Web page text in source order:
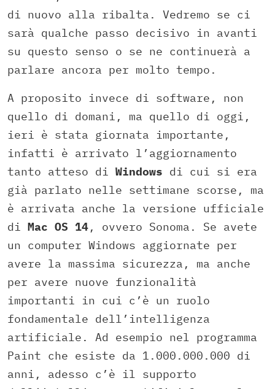
di nuovo alla ribalta. Vedremo se ci
sarà qualche passo decisivo in avanti
su questo senso o se ne continuerà a
parlare ancora per molto tempo.
A proposito invece di software, non
quello di domani, ma quello di oggi,
ieri è stata giornata importante,
infatti è arrivato l’aggiornamento
tanto atteso di Windows di cui si era
già parlato nelle settimane scorse, ma
è arrivata anche la versione ufficiale
di Mac OS 14, ovvero Sonoma. Se avete
un computer Windows aggiornate per
avere la massima sicurezza, ma anche
per avere nuove funzionalità
importanti in cui c’è un ruolo
fondamentale dell’intelligenza
artificiale. Ad esempio nel programma
Paint che esiste da 1.000.000.000 di
anni, adesso c’è il supporto